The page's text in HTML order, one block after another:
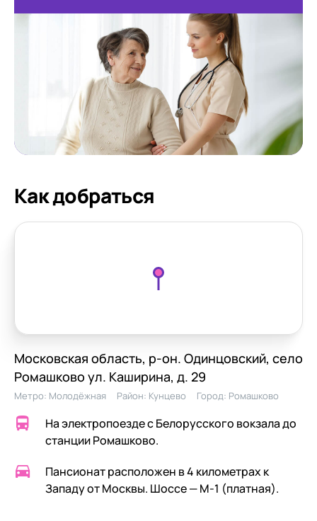
Как добраться
Московская область, р-он. Одинцовский, село
Ромашково ул. Каширина, д. 29
Метро: Молодёжная Район: Кунцево Город: Ромашково
На электропоезде с Белорусского вокзала до
станции Ромашково.
Пансионат расположен в 4 километрах к
Западу от Москвы. Шоссе — М-1 (платная).